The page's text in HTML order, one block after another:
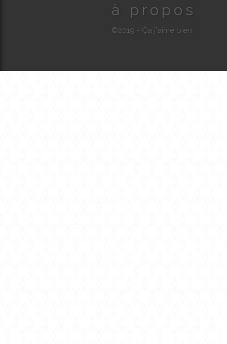
à propos
©2019 - Ça j'aime bien